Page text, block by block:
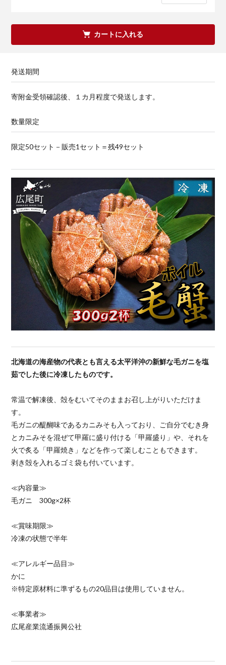
カートに入れる
発送期間
寄附金受領確認後、１カ月程度で発送します。
数量限定
限定50セット－販売1セット＝残49セット
北海道の海産物の代表とも言える太平洋沖の新鮮な毛ガニを塩
茹でした後に冷凍したものです。
常温で解凍後、殻をむいてそのままお召し上がりいただけま
す。
毛ガニの醍醐味であるカニみそも入っており、ご自分でむき身
とカニみそを混ぜて甲羅に盛り付ける「甲羅盛り」や、それを
火で炙る「甲羅焼き」などを作って楽しむこともできます。
剥き殻を入れるゴミ袋も付いています。
≪内容量≫
毛ガニ 300g×2杯
≪賞味期限≫
冷凍の状態で半年
≪アレルギー品目≫
かに
※特定原材料に準ずるもの20品目は使用していません。
≪事業者≫
広尾産業流通振興公社